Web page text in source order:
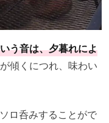
う音は、夕暮れによ
傾くにつれ、味わい
ロ呑みすることがで